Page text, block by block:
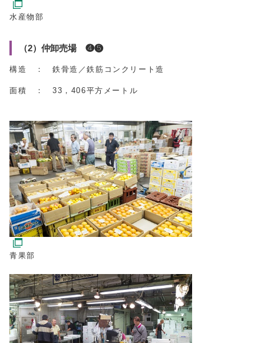
水産物部
（2）仲卸売場 ❹❺
構造 ： 鉄骨造／鉄筋コンクリート造
面積 ： 33，406平方メートル
青果部